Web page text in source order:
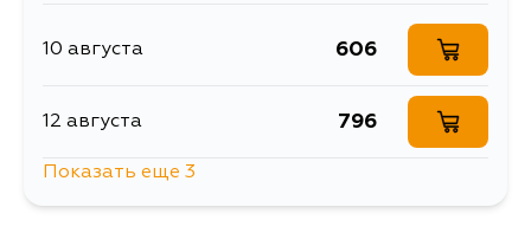
10 августа 606
12 августа 796
Показать еще 3